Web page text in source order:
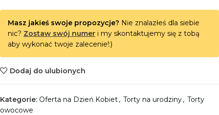
Masz jakieś swoje propozycje? Nie znalazłeś dla siebie
nic? Zostaw swój numer i my skontaktujemy się z tobą
aby wykonać twoje zalecenie!:)
Dodaj do ulubionych
Kategorie: Oferta na Dzień Kobiet, Torty na urodziny, Torty
owocowe